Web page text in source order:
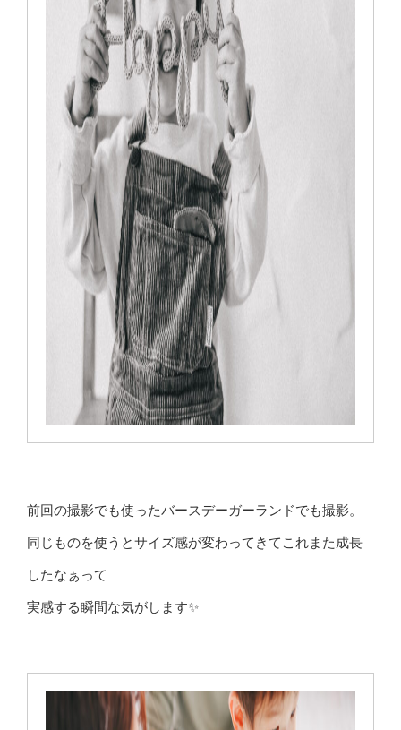
前回の撮影でも使ったバースデーガーランドでも撮影。
同じものを使うとサイズ感が変わってきてこれまた成長
したなぁって
実感する瞬間な気がします✨